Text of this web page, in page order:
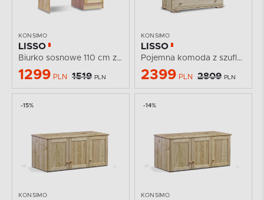
KONSIMO
LISSO
Biurko sosnowe 110 cm z szufladą i półkami
1299 PLN 1519 PLN
KONSIMO
LISSO
Pojemna komoda z szufladami sosnowa 115 cm
2399 PLN 2809 PLN
-15%
KONSIMO
-14%
KONSIMO